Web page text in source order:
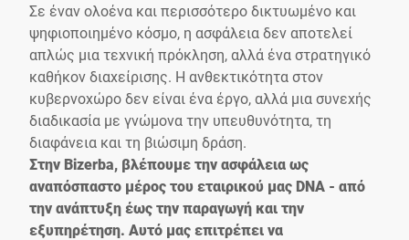
Σε έναν ολοένα και περισσότερο δικτυωμένο και
ψηφιοποιημένο κόσμο, η ασφάλεια δεν αποτελεί
απλώς μια τεχνική πρόκληση, αλλά ένα στρατηγικό
καθήκον διαχείρισης. Η ανθεκτικότητα στον
κυβερνοχώρο δεν είναι ένα έργο, αλλά μια συνεχής
διαδικασία με γνώμονα την υπευθυνότητα, τη
διαφάνεια και τη βιώσιμη δράση.
Στην Bizerba, βλέπουμε την ασφάλεια ως
αναπόσπαστο μέρος του εταιρικού μας DNA - από
την ανάπτυξη έως την παραγωγή και την
εξυπηρέτηση. Αυτό μας επιτρέπει να